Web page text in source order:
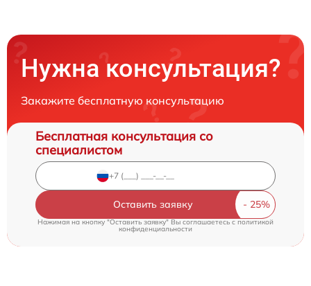
Нужна консультация?
Закажите бесплатную консультацию
Бесплатная консультация со
специалистом
Оставить заявку
Нажимая на кнопку "Оставить заявку" Вы соглашаетесь cполитикой
конфиденциальности